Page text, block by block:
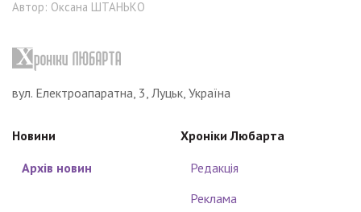
Автор: Оксана ШТАНЬКО
вул. Електроапаратна, 3, Луцьк, Україна
Новини
Архів новин
Хроніки Любарта
Редакція
Реклама